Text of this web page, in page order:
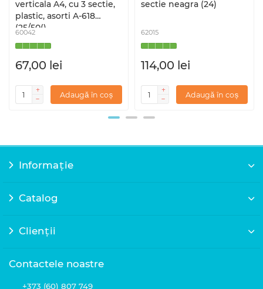
verticala A4, cu 3 sectie,
plastic, asorti A-618
(25/50()
60042
67,00 lei
Adaugă în coș
sectie neagra (24)
62015
114,00 lei
Adaugă în coș
Informație
Catalog
Clienții
Contactele noastre
+373 (60) 807 749